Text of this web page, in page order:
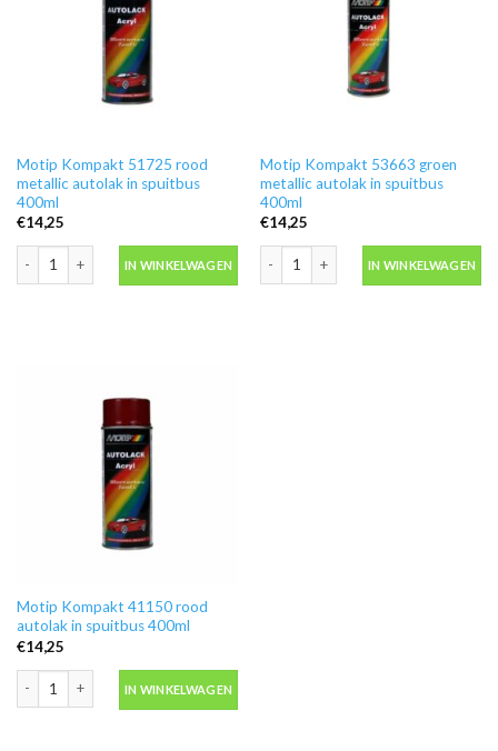
Motip Kompakt 51725 rood
metallic autolak in spuitbus
400ml
€14,25
Motip Kompakt 51725 rood metallic autolak in spuitbus 400ml aantal
IN WINKELWAGEN
Motip Kompakt 53663 groen
metallic autolak in spuitbus
400ml
€14,25
Motip Kompakt 53663 groen
IN WINKELWAGEN
Motip Kompakt 41150 rood
autolak in spuitbus 400ml
€14,25
IN WINKELWAGEN